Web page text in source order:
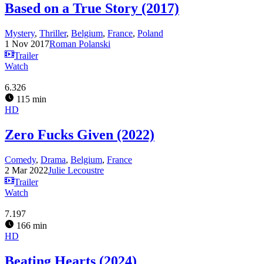
Based on a True Story (2017)
Mystery, Thriller, Belgium, France, Poland
1 Nov 2017Roman Polanski
Trailer
Watch
6.326
115 min
HD
Zero Fucks Given (2022)
Comedy, Drama, Belgium, France
2 Mar 2022Julie Lecoustre
Trailer
Watch
7.197
166 min
HD
Beating Hearts (2024)